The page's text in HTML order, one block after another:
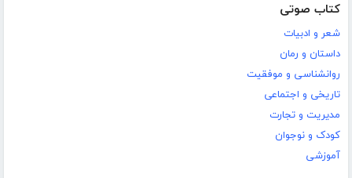
کتاب صوتی
شعر و ادبیات
داستان و رمان
روانشناسی و موفقیت
تاریخی و اجتماعی
مدیریت و تجارت
کودک و نوجوان
آموزشی